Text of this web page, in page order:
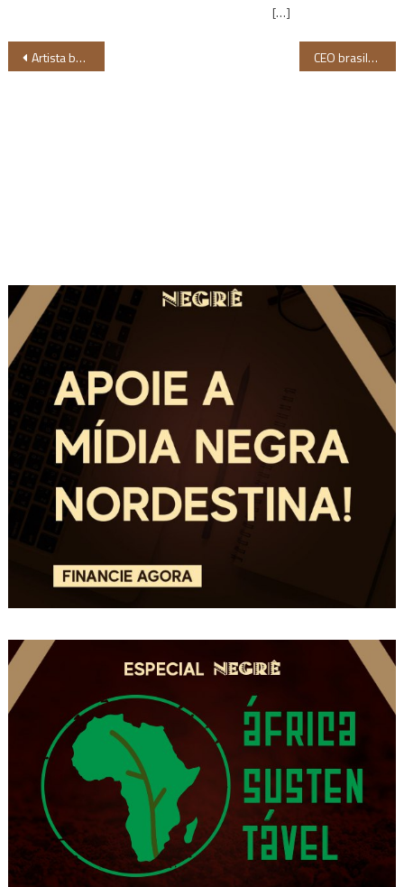
[…]
Navegação
Artista baiana Rachel Reis lança novo single “Deixa Molhar” CEO brasileira Luana Genót irá palestrar no Fórum Econômico Mundial 2025